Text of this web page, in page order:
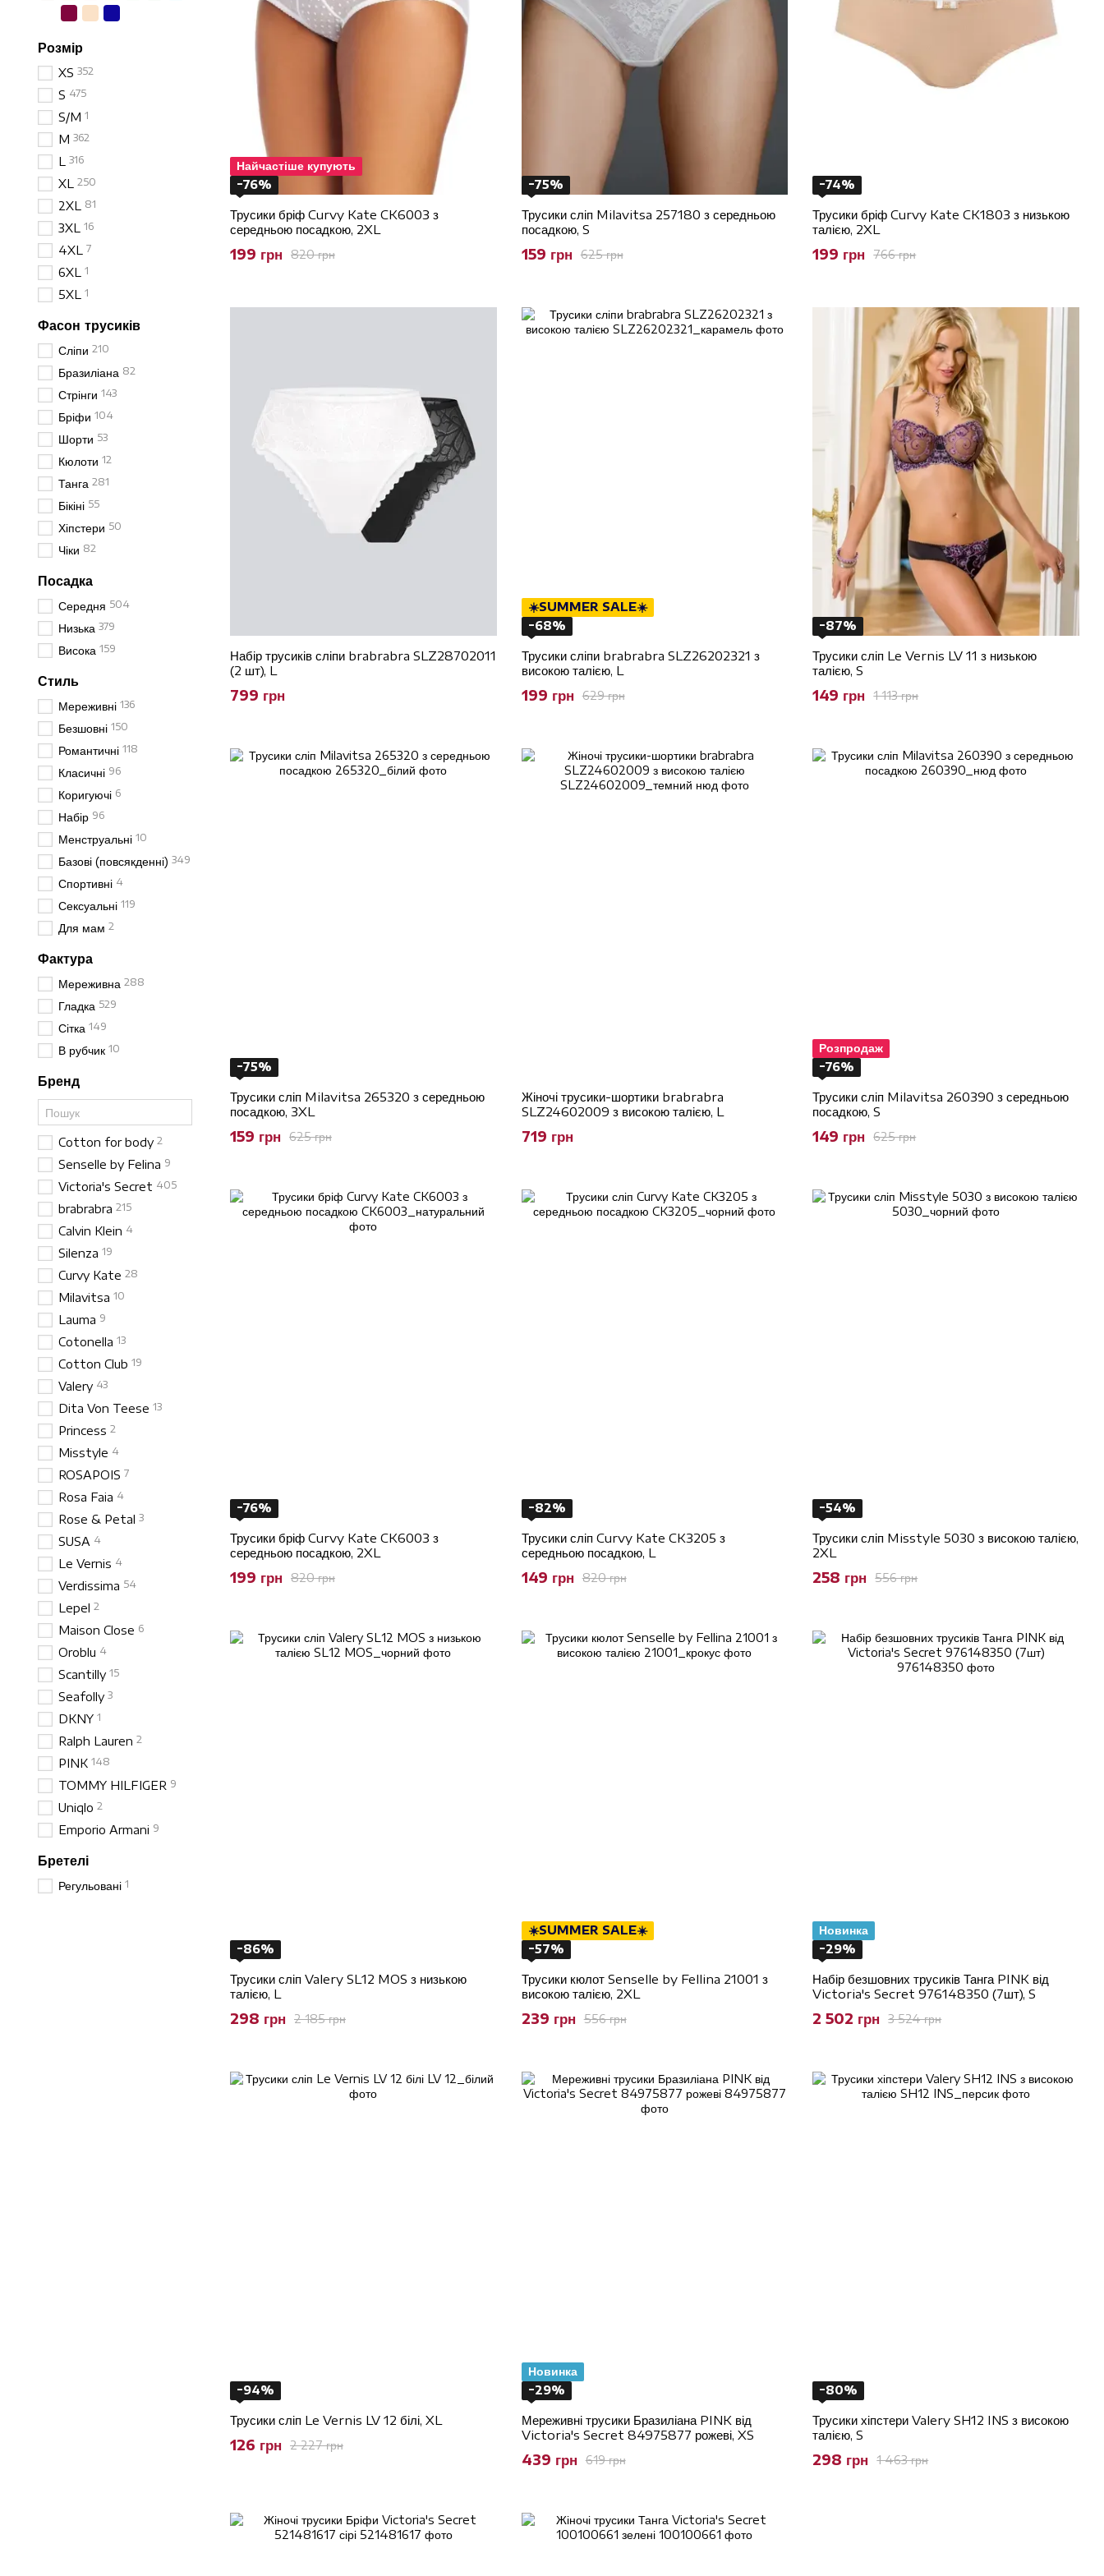
Найчастіше купують
−76%
Трусики бріф Curvy Kate CK6003 з
середньою посадкою, 2XL
820 грн
199 грн
−75%
Трусики сліп Milavitsa 257180 з середньою
посадкою, S
625 грн
159 грн
−74%
Трусики бріф Curvy Kate CK1803 з низькою
талією, 2XL
766 грн
199 грн
Набір трусиків сліпи brabrabra SLZ28702011
(2 шт), L
799 грн
☀️SUMMER SALE☀️
−68%
Трусики сліпи brabrabra SLZ26202321 з
високою талією, L
629 грн
199 грн
−87%
Трусики сліп Le Vernis LV 11 з низькою
талією, S
1 113 грн
149 грн
−75%
Трусики сліп Milavitsa 265320 з середньою
посадкою, 3XL
625 грн
159 грн
Жіночі трусики-шортики brabrabra
SLZ24602009 з високою талією, L
719 грн
Розпродаж
−76%
Трусики сліп Milavitsa 260390 з середньою
посадкою, S
625 грн
149 грн
−76%
Трусики бріф Curvy Kate CK6003 з
середньою посадкою, 2XL
820 грн
199 грн
−82%
Трусики сліп Curvy Kate CK3205 з
середньою посадкою, L
820 грн
149 грн
−54%
Трусики сліп Misstyle 5030 з високою талією,
2XL
556 грн
258 грн
−86%
Трусики сліп Valery SL12 MOS з низькою
талією, L
2 185 грн
298 грн
☀️SUMMER SALE☀️
−57%
Трусики кюлот Senselle by Fellina 21001 з
високою талією, 2XL
556 грн
239 грн
Новинка
−29%
Набір безшовних трусиків Танга PINK від
Victoria's Secret 976148350 (7шт), S
3 524 грн
2 502 грн
−94%
Трусики сліп Le Vernis LV 12 білі, XL
2 227 грн
126 грн
Новинка
−29%
Мереживні трусики Бразиліана PINK від
Victoria's Secret 84975877 рожеві, XS
619 грн
439 грн
−80%
Трусики хіпстери Valery SH12 INS з високою
талією, S
1 463 грн
298 грн
Розмір
XS 352
S 475
S/M 1
M 362
L 316
XL 250
2XL 81
3XL 16
4XL 7
6XL 1
5XL 1
Фасон трусиків
Сліпи 210
Бразиліана 82
Стрінги 143
Бріфи 104
Шорти 53
Кюлоти 12
Танга 281
Бікіні 55
Хіпстери 50
Чіки 82
Посадка
Середня 504
Низька 379
Висока 159
Стиль
Мереживні 136
Безшовні 150
Романтичні 118
Класичні 96
Коригуючі 6
Набір 96
Менструальні 10
Базові (повсякденні) 349
Спортивні 4
Сексуальні 119
Для мам 2
Фактура
Мереживна 288
Гладка 529
Сітка 149
В рубчик 10
Бренд
Cotton for body 2
Senselle by Felina 9
Victoria's Secret 405
brabrabra 215
Calvin Klein 4
Silenza 19
Curvy Kate 28
Milavitsa 10
Lauma 9
Cotonella 13
Cotton Club 19
Valery 43
Dita Von Teese 13
Princess 2
Misstyle 4
ROSAPOIS 7
Rosa Faia 4
Rose & Petal 3
SUSA 4
Le Vernis 4
Verdissima 54
Lepel 2
Maison Close 6
Oroblu 4
Scantilly 15
Seafolly 3
DKNY 1
Ralph Lauren 2
PINK 148
TOMMY HILFIGER 9
Uniqlo 2
Emporio Armani 9
Бретелі
Регульовані 1